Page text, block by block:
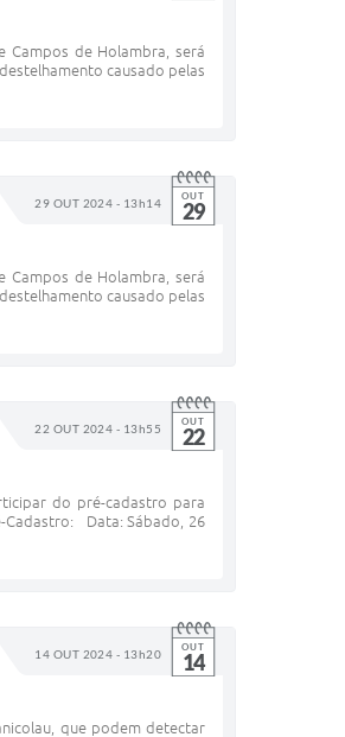
Campos de Holambra, será
causado pelas
29 OUT 2024 - 13h14 OUT
29
Campos de Holambra, será
causado pelas
22 OUT 2024 - 13h55 OUT
22
do pré-cadastro para
Cadastro: Data: Sábado, 26
14 OUT 2024 - 13h20 OUT
14
que podem detectar